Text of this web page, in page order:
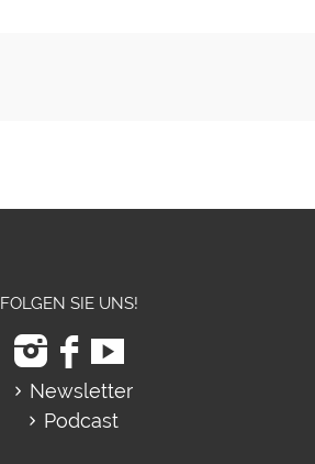
FOLGEN SIE UNS!
Newsletter
Podcast